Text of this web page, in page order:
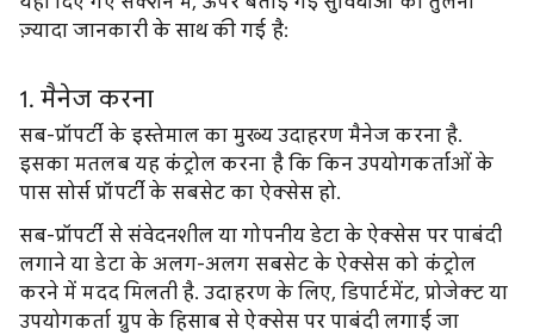
ज़्यादा जानकारी के साथ की गई है:
1. मैनेज करना
सब-प्रॉपर्टी के इस्तेमाल का मुख्य उदाहरण मैनेज करना है.
इसका मतलब यह कंट्रोल करना है कि किन उपयोगकर्ताओं के
पास सोर्स प्रॉपर्टी के सबसेट का ऐक्सेस हो.
सब-प्रॉपर्टी से संवेदनशील या गोपनीय डेटा के ऐक्सेस पर पाबंदी
लगाने या डेटा के अलग-अलग सबसेट के ऐक्सेस को कंट्रोल
करने में मदद मिलती है. उदाहरण के लिए, डिपार्टमेंट, प्रोजेक्ट या
उपयोगकर्ता ग्रुप के हिसाब से ऐक्सेस पर पाबंदी लगाई जा